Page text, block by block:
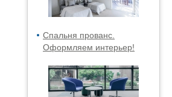
Спальня прованс.
Оформляем интерьер!